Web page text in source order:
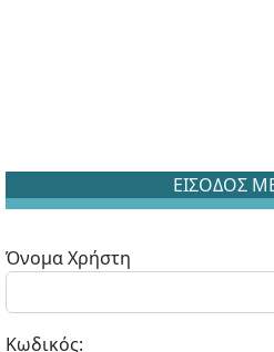
ΕΙΣΟΔΟΣ
Όνομα Χρήστη
Κωδικός: